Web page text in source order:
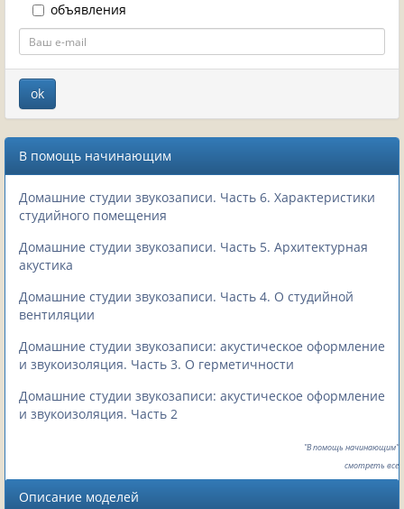
объявления
В помощь начинающим
Домашние студии звукозаписи. Часть 6. Характеристики
студийного помещения
Домашние студии звукозаписи. Часть 5. Архитектурная
акустика
Домашние студии звукозаписи. Часть 4. О студийной
вентиляции
Домашние студии звукозаписи: акустическое оформление
и звукоизоляция. Часть 3. О герметичности
Домашние студии звукозаписи: акустическое оформление
и звукоизоляция. Часть 2
"В помощь начинающим"
смотреть все
Описание моделей